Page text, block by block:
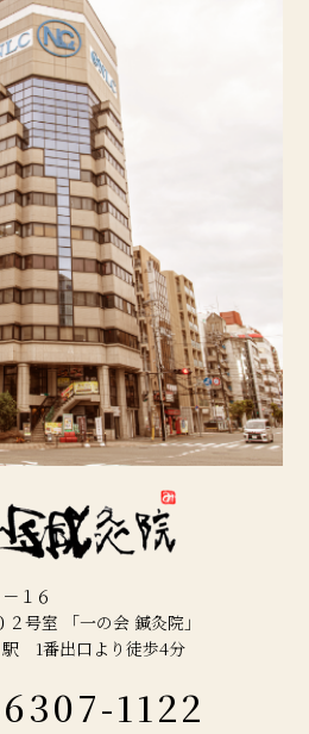
１６
号室 「一の会 鍼灸院」
駅 1番出口より徒歩4分
1122